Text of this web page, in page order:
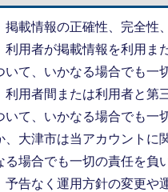
掲載情報の正確性、完全性
利用者が掲載情報を利用ま
いて、いかなる場合でも一
利用者間または利用者と第
いて、いかなる場合でも一
、大津市は当アカウント
る場合でも一切の責任を負
予告なく運用方針の変更や